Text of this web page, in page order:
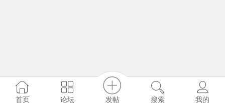
首页 论坛 发帖 搜索 我的